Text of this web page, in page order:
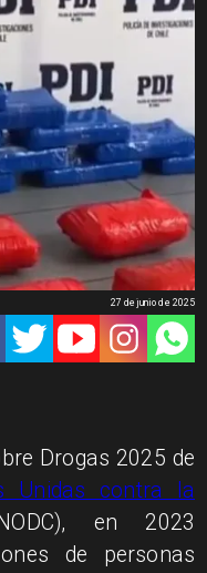
27 de junio de 2025
Drogas 2025 de
Unidas contra la
en 2023
de personas